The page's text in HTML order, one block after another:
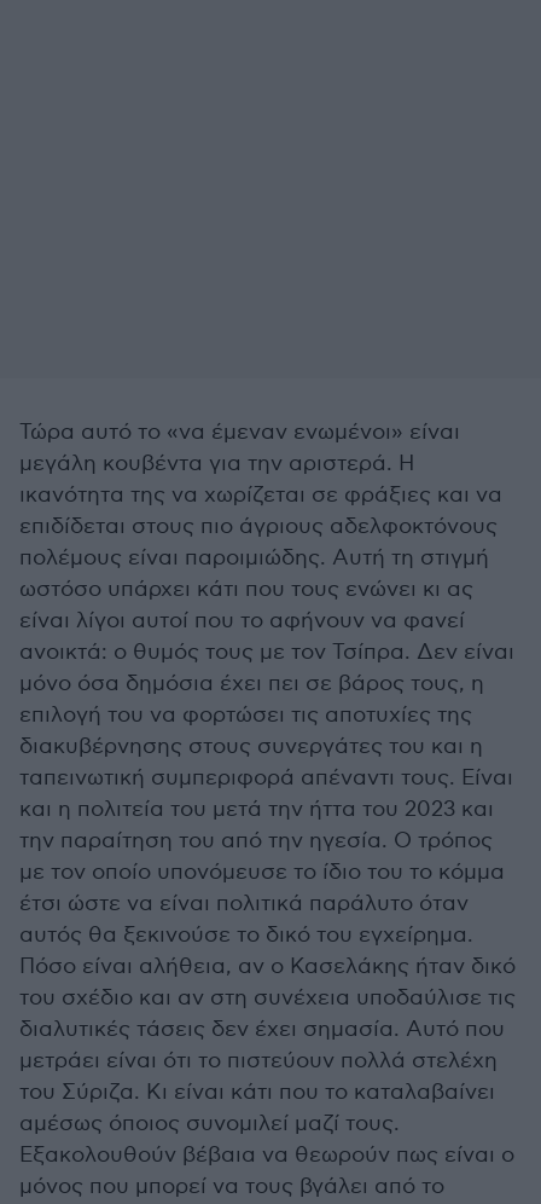
Τώρα αυτό το «να έμεναν ενωμένοι» είναι
μεγάλη κουβέντα για την αριστερά. Η
ικανότητα της να χωρίζεται σε φράξιες και να
επιδίδεται στους πιο άγριους αδελφοκτόνους
πολέμους είναι παροιμιώδης. Αυτή τη στιγμή
ωστόσο υπάρχει κάτι που τους ενώνει κι ας
είναι λίγοι αυτοί που το αφήνουν να φανεί
ανοικτά: ο θυμός τους με τον Τσίπρα. Δεν είναι
μόνο όσα δημόσια έχει πει σε βάρος τους, η
επιλογή του να φορτώσει τις αποτυχίες της
διακυβέρνησης στους συνεργάτες του και η
ταπεινωτική συμπεριφορά απέναντι τους. Είναι
και η πολιτεία του μετά την ήττα του 2023 και
την παραίτηση του από την ηγεσία. Ο τρόπος
με τον οποίο υπονόμευσε το ίδιο του το κόμμα
έτσι ώστε να είναι πολιτικά παράλυτο όταν
αυτός θα ξεκινούσε το δικό του εγχείρημα.
Πόσο είναι αλήθεια, αν ο Κασελάκης ήταν δικό
του σχέδιο και αν στη συνέχεια υποδαύλισε τις
διαλυτικές τάσεις δεν έχει σημασία. Αυτό που
μετράει είναι ότι το πιστεύουν πολλά στελέχη
του Σύριζα. Κι είναι κάτι που το καταλαβαίνει
αμέσως όποιος συνομιλεί μαζί τους.
Εξακολουθούν βέβαια να θεωρούν πως είναι ο
μόνος που μπορεί να τους βγάλει από το